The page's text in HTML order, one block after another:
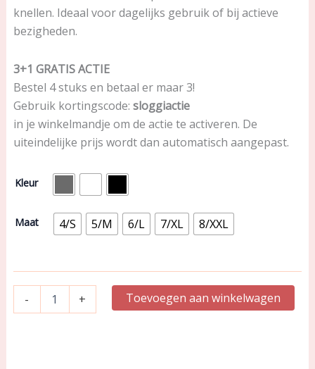
knellen. Ideaal voor dagelijks gebruik of bij actieve
bezigheden.
3+1 GRATIS ACTIE
Bestel 4 stuks en betaal er maar 3!
Gebruik kortingscode: sloggiactie
in je winkelmandje om de actie te activeren. De
uiteindelijke prijs wordt dan automatisch aangepast.
Kleur
Maat 4/S 5/M 6/L 7/XL 8/XXL
-
Voorbestelling
Basic
+ Toevoegen aan winkelwagen